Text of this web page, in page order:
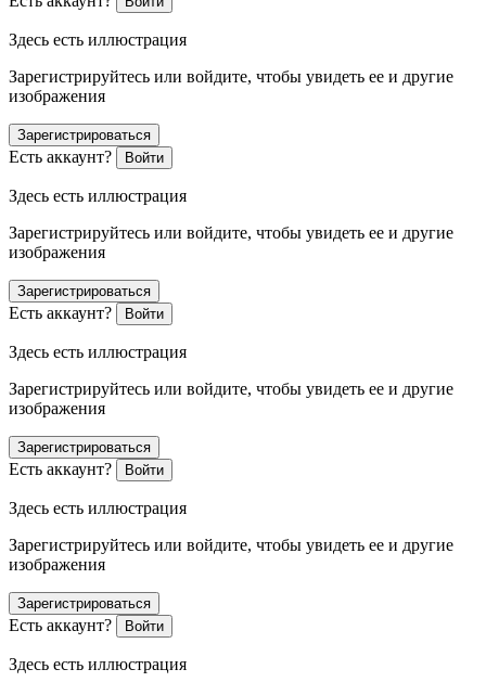
Здесь есть иллюстрация
Зарегистрируйтесь или войдите, чтобы увидеть ее и другие
изображения
Зарегистрироваться
Есть аккаунт? Войти
Здесь есть иллюстрация
Зарегистрируйтесь или войдите, чтобы увидеть ее и другие
изображения
Зарегистрироваться
Есть аккаунт? Войти
Здесь есть иллюстрация
Зарегистрируйтесь или войдите, чтобы увидеть ее и другие
изображения
Зарегистрироваться
Есть аккаунт? Войти
Здесь есть иллюстрация
Зарегистрируйтесь или войдите, чтобы увидеть ее и другие
изображения
Зарегистрироваться
Есть аккаунт? Войти
Здесь есть иллюстрация